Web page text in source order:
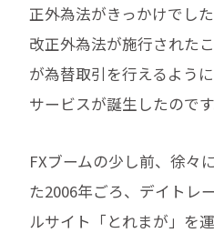
正外為法がきっかけでした
改正外為法が施行された
が為替取引を行えるよう
サービスが誕生したのです
FXブームの少し前、徐々
た2006年ごろ、デイトレ
ルサイト「とれまが」を